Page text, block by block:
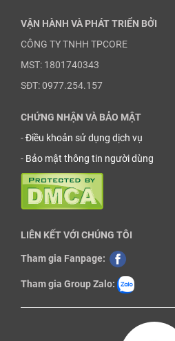
VẬN HÀNH VÀ PHÁT TRIỂN BỞI
CÔNG TY TNHH TPCORE
MST: 1801740343
SĐT: 0977.254.157
CHỨNG NHẬN VÀ BẢO MẬT
-Điều khoản sử dụng dịch vụ
- Bảo mật thông tin người dùng
LIÊN KẾT VỚI CHÚNG TÔI
Tham gia Fanpage:
Tham gia Group Zalo: